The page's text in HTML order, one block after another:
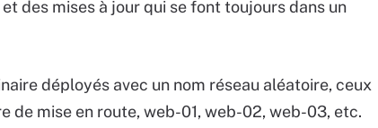
des mises à jour qui se font toujours dans un
déployés avec un nom réseau aléatoire, ceux
de mise en route, web-01, web-02, web-03, etc.